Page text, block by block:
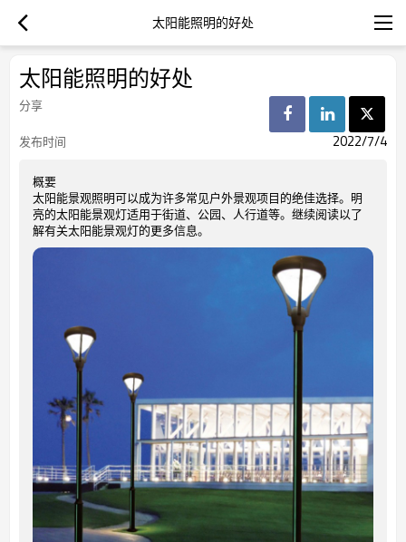
太阳能照明的好处
太阳能照明的好处
分享
发布时间
2022/7/4
概要
太阳能景观照明可以成为许多常见户外景观项目的绝佳选择。明
亮的太阳能景观灯适用于街道、公园、人行道等。继续阅读以了
解有关太阳能景观灯的更多信息。